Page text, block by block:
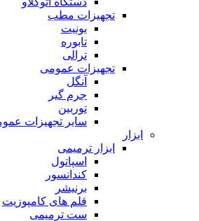
تجهیزات مطب
یونیت
تابوره
ترالی
تجهیزات عمومی
آنگل
جرم گیر
توربین
سایر تجهیزات
ابزار
ابزار ترمیمی
اسپاتول
کندانسور
برنیشر
قلم های کامپوزیت
ست ترمیمی